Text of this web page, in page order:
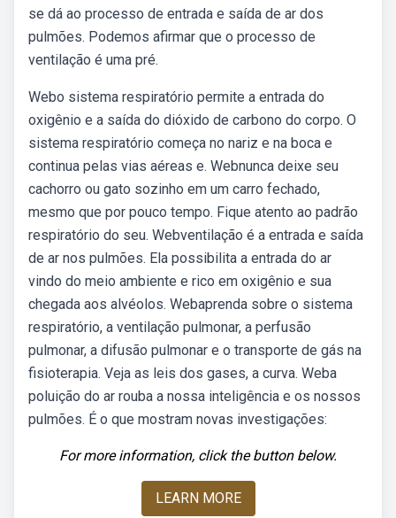
se dá ao processo de entrada e saída de ar dos
pulmões. Podemos afirmar que o processo de
ventilação é uma pré.
Webo sistema respiratório permite a entrada do
oxigênio e a saída do dióxido de carbono do corpo. O
sistema respiratório começa no nariz e na boca e
continua pelas vias aéreas e. Webnunca deixe seu
cachorro ou gato sozinho em um carro fechado,
mesmo que por pouco tempo. Fique atento ao padrão
respiratório do seu. Webventilação é a entrada e saída
de ar nos pulmões. Ela possibilita a entrada do ar
vindo do meio ambiente e rico em oxigênio e sua
chegada aos alvéolos. Webaprenda sobre o sistema
respiratório, a ventilação pulmonar, a perfusão
pulmonar, a difusão pulmonar e o transporte de gás na
fisioterapia. Veja as leis dos gases, a curva. Weba
poluição do ar rouba a nossa inteligência e os nossos
pulmões. É o que mostram novas investigações:
For more information, click the button below.
LEARN MORE